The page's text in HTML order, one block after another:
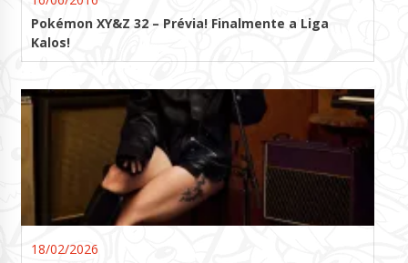
Pokémon XY&Z 32 – Prévia! Finalmente a Liga
Kalos!
18/02/2026